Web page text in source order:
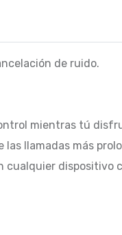
de ruido.
mientras tú
llamadas más
dispositivo